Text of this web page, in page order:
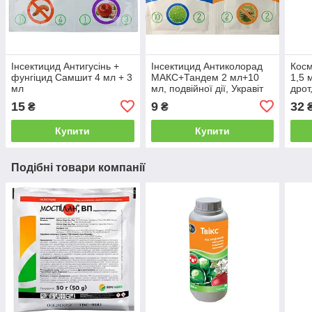
Інсектицид Антигусінь +
фунгіцид Самшит 4 мл + 3
мл
15 ₴
Купити
Інсектицид Антиколорад
МАКС+Тандем 2 мл+10
мл, подвійної дії, Укравіт
9₴
Купити
1,5
32
Подібні товари компанії